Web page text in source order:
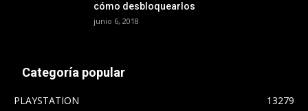
cómo desbloquearlos
junio 6, 2018
Categoría popular
PLAYSTATION
13279